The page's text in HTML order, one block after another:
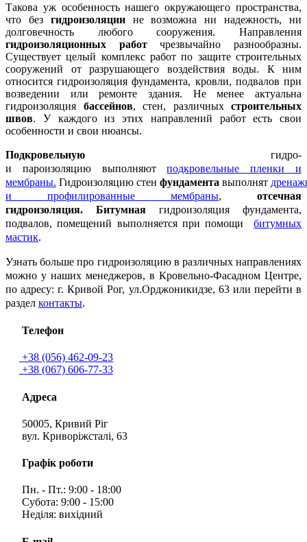
Такова уж особенность нашего окружающего пространства,
что без гидроизоляциине возможна ни надежность, ни
долговечность любого сооружения. Направления
гидроизоляционных работчрезвычайно разнообразны.
Существует целый комплекс работ по защите строительных
сооружений от разрушающего воздействия воды. К ним
относится гидроизоляция фундамента, кровли, подвалов при
возведении или ремонте здания. Не менее актуальна
гидроизоляция бассейнов, стен, различных строительных
швов. У каждого из этих направлений работ есть свои
особенности и свои нюансы.
Подкровельную гидро-
и пароизоляциювыполняютподкровельные пленки и
мембраны. Гидроизоляцию стен фундамента выполнят
и профилированные мембраны, отсечная
гидроизоляция. Битумная гидроизоляция фундамента,
подвалов, помещений выполняется при помощи битумных
мастик.
Узнать больше про гидроизоляцию в различных направлениях
можно у наших менеджеров, в Кровельно-Фасадном Центре,
по адресу: г. Кривой Рог, ул.Орджоникидзе, 63 или перейти в
раздел контакты.
Телефон
+38 (056) 462-09-23
+38 (067) 606-77-33
Адреса
50005, Кривий Ріг
вул. Криворіжсталі, 63
Графік роботи
Пн. - Пт.: 9:00 - 18:00
Субота: 9:00 - 15:00
Неділя: вихідний